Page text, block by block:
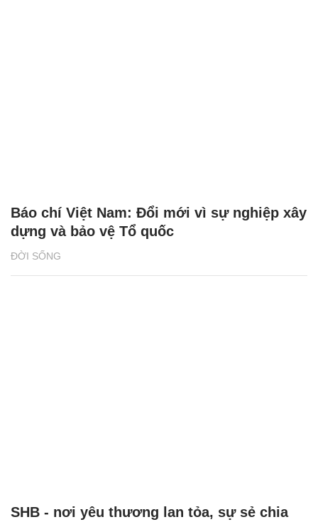
ĐỜI SỐNG
Báo chí Việt Nam: Đổi mới vì sự nghiệp xây
dựng và bảo vệ Tổ quốc
SHB - nơi yêu thương lan tỏa, sự sẻ chia